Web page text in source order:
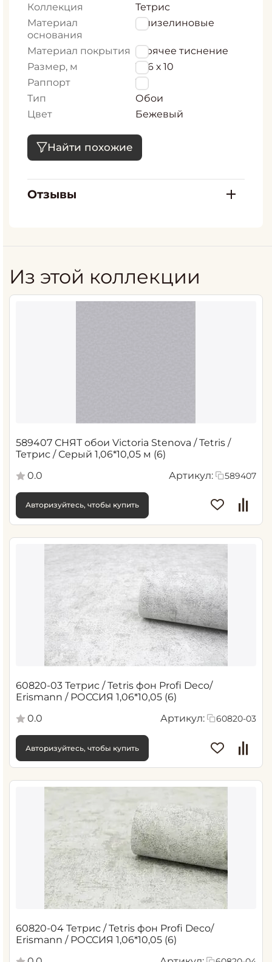
Коллекция
Тетрис
Материал
основания
Флизелиновые
Материал покрытия Горячее тиснение
Размер, м
1,06 х 10
Раппорт
16
Тип
Обои
Цвет
Бежевый
Найти похожие
Отзывы
Из этой коллекции
589407 СНЯТ обои Victoria Stenova / Tetris /
Тетрис / Серый 1,06*10,05 м (6)
0.0
Артикул: 589407
Авторизуйтесь, чтобы купить
60820-03 Тетрис / Tetris фон Profi Deco/
Erismann / РОССИЯ 1,06*10,05 (6)
0.0
Артикул: 60820-03
Авторизуйтесь, чтобы купить
60820-04 Тетрис / Tetris фон Profi Deco/
Erismann / РОССИЯ 1,06*10,05 (6)